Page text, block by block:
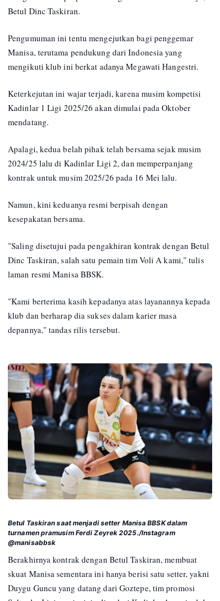
Betul Dinc Taskiran.
Pengumuman ini tentu mengejutkan bagi penggemar
Manisa, terutama pendukung dari Indonesia yang
mengikuti klub ini berkat adanya Megawati Hangestri.
Keterkejutan ini wajar terjadi, karena musim kompetisi
Kadinlar 1 Ligi 2025/26 akan dimulai pada Oktober
mendatang.
Apalagi, kedua belah pihak telah bersama sejak musim
2024/25 lalu di Kadinlar Ligi 2, dan memperpanjang
kontrak untuk musim 2025/26 pada 16 Mei lalu.
Namun, kini keduanya resmi berpisah dengan
kesepakatan bersama.
"Saling disetujui pada pengakhiran kontrak dengan Betul
Dinc Taskiran, salah satu pemain tim Voli A kami," tulis
laman resmi Manisa BBSK.
"Kami berterima kasih kepadanya atas layanannya kepada
klub dan berharap dia sukses dalam karier masa
depannya," tandas rilis tersebut.
Betul Taskiran saat menjadi setter Manisa BBSK dalam
turnamen pramusim Ferdi Zeyrek 2025./Instagram
@manisabbsk
Berakhirnya kontrak dengan Betul Taskiran, membuat
skuat Manisa sementara ini hanya berisi satu setter, yakni
Duygu Guncu yang datang dari Goztepe, tim promosi